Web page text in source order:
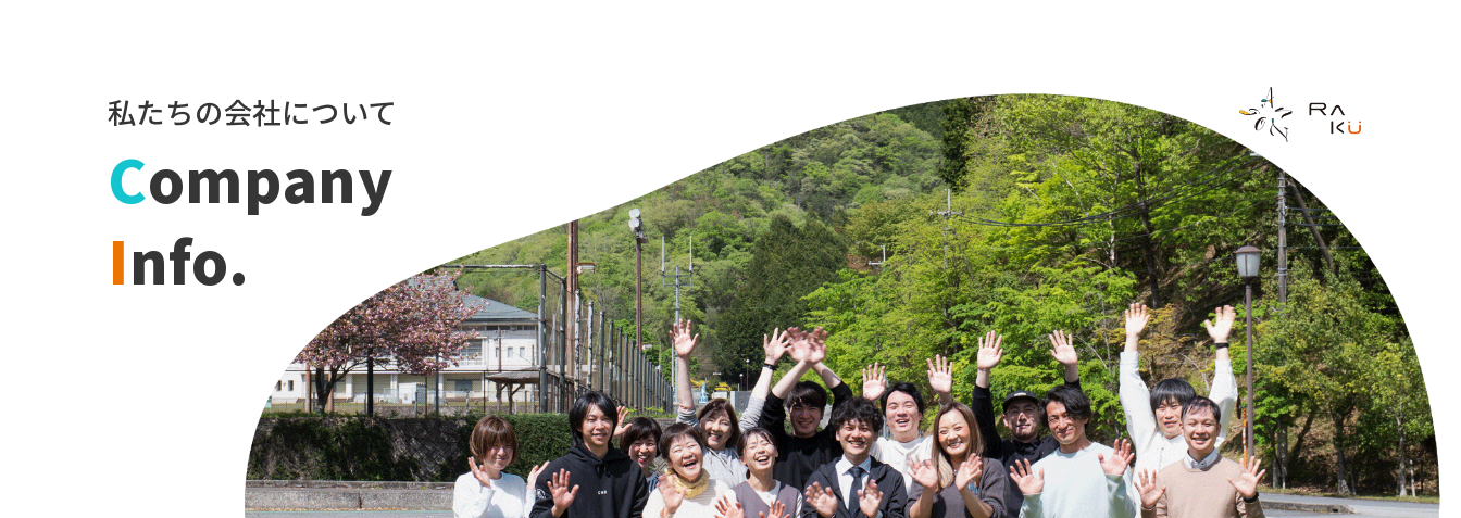
私たちの会社について
Company
Info.